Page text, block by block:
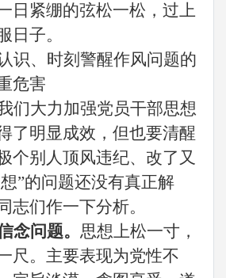
日紧绷的弦松一松， 过上
日 子。
识、时刻警醒作风问题的
危害
们大力加强党员干部思想
了明显成效，但也要清醒
个别人顶风违纪、改了又
想”的问题还没有真正解
志们作一下分析。
念问题。 思想上松一寸，
尺。 主要表现为党性不